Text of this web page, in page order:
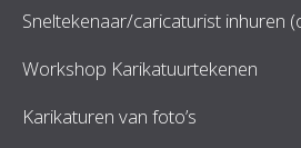
Sneltekenaar/caricaturist inhuren
Workshop Karikatuurtekenen
Karikaturen van foto’s